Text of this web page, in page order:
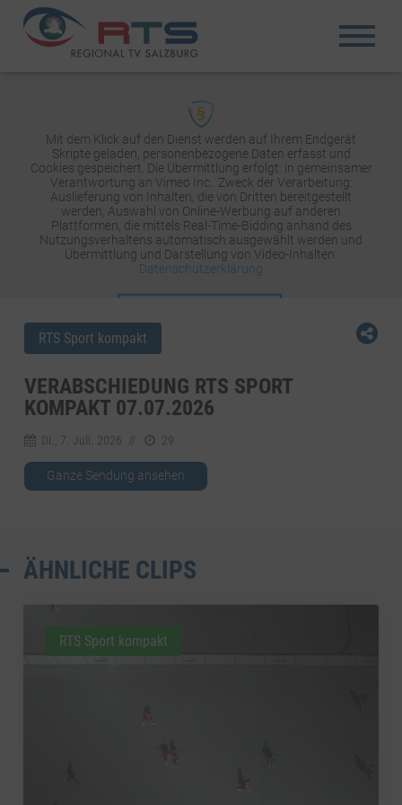
Mit dem Klick auf den Dienst werden auf Ihrem Endgerät
Skripte geladen, personenbezogene Daten erfasst und
Cookies gespeichert. Die Übermittlung erfolgt: in gemeinsamer
Verantwortung an Vimeo Inc.. Zweck der Verarbeitung:
Auslieferung von Inhalten, die von Dritten bereitgestellt
werden, Auswahl von Online-Werbung auf anderen
Plattformen, die mittels Real-Time-Bidding anhand des
Nutzungsverhaltens automatisch ausgewählt werden und
Übermittlung und Darstellung von Video-Inhalten.
Datenschutzerklärung
RTS Sport kompakt
VERABSCHIEDUNG RTS SPORT
KOMPAKT 07.07.2026
Di., 7. Juli. 2026 29
Ganze Sendung ansehen
ÄHNLICHE CLIPS
RTS Sport kompakt